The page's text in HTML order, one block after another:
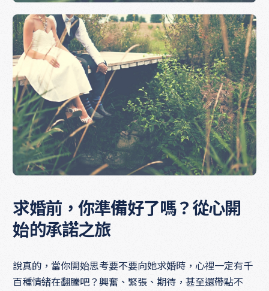
求婚前，你準備好了嗎？從心開
始的承諾之旅
說真的，當你開始思考要不要向她求婚時，心裡一定有千
百種情緒在翻騰吧？興奮、緊張、期待，甚至還帶點不